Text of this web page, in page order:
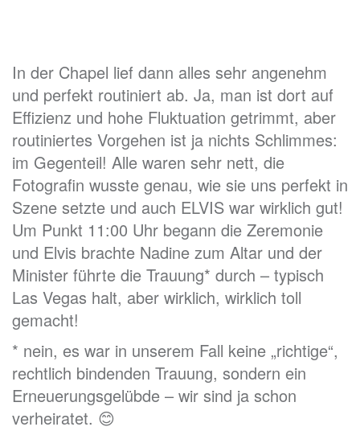
In der Chapel lief dann alles sehr angenehm
und perfekt routiniert ab. Ja, man ist dort auf
Effizienz und hohe Fluktuation getrimmt, aber
routiniertes Vorgehen ist ja nichts Schlimmes:
im Gegenteil! Alle waren sehr nett, die
Fotografin wusste genau, wie sie uns perfekt in
Szene setzte und auch ELVIS war wirklich gut!
Um Punkt 11:00 Uhr begann die Zeremonie
und Elvis brachte Nadine zum Altar und der
Minister führte die Trauung* durch – typisch
Las Vegas halt, aber wirklich, wirklich toll
gemacht!
* nein, es war in unserem Fall keine „richtige“,
rechtlich bindenden Trauung, sondern ein
Erneuerungsgelübde – wir sind ja schon
verheiratet. 😊